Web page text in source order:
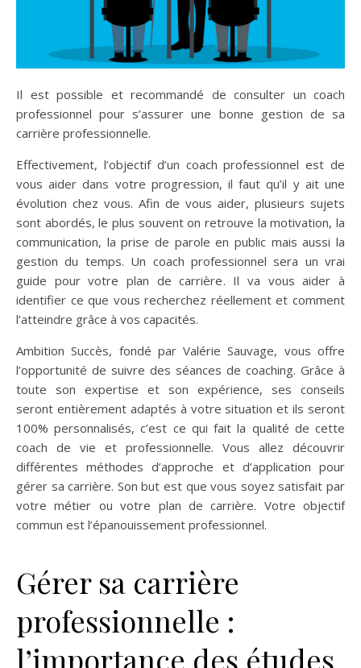
Il est possible et recommandé de consulter un coach
professionnel pour s’assurer une bonne gestion de sa
carrière professionnelle.
Effectivement, l’objectif d’un coach professionnel est de
vous aider dans votre progression, il faut qu’il y ait une
évolution chez vous. Afin de vous aider, plusieurs sujets
sont abordés, le plus souvent on retrouve la motivation, la
communication, la prise de parole en public mais aussi la
gestion du temps. Un coach professionnel sera un vrai
guide pour votre plan de carrière. Il va vous aider à
identifier ce que vous recherchez réellement et comment
l’atteindre grâce à vos capacités.
Ambition Succès, fondé par Valérie Sauvage, vous offre
l’opportunité de suivre des séances de coaching. Grâce à
toute son expertise et son expérience, ses conseils
seront entièrement adaptés à votre situation et ils seront
100% personnalisés, c’est ce qui fait la qualité de cette
coach de vie et professionnelle. Vous allez découvrir
différentes méthodes d’approche et d’application pour
gérer sa carrière. Son but est que vous soyez satisfait par
votre métier ou votre plan de carrière. Votre objectif
commun est l’épanouissement professionnel.
Gérer sa carrière
professionnelle :
l’importance des études